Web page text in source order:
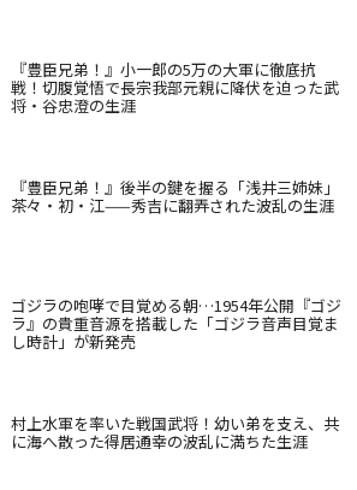
『豊臣兄弟！』小一郎の5万の大軍に徹底抗
戦！切腹覚悟で長宗我部元親に降伏を迫った武
将・谷忠澄の生涯
『豊臣兄弟！』後半の鍵を握る「浅井三姉妹」
茶々・初・江——秀吉に翻弄された波乱の生涯
ゴジラの咆哮で目覚める朝…1954年公開『ゴジ
ラ』の貴重音源を搭載した「ゴジラ音声目覚ま
し時計」が新発売
村上水軍を率いた戦国武将！幼い弟を支え、共
に海へ散った得居通幸の波乱に満ちた生涯